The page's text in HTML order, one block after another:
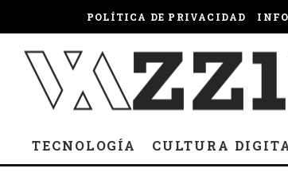
POLÍTICA DE PRIVACIDAD
TECNOLOGÍA CULTURA